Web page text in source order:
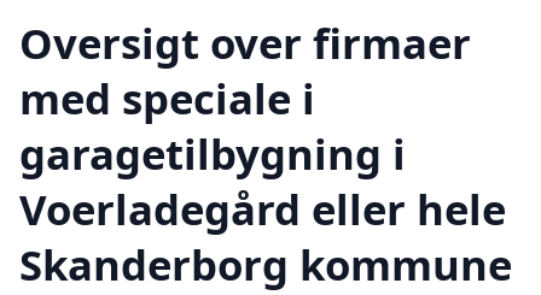
Oversigt over firmaer
med speciale i
garagetilbygning i
Voerladegård eller hele
Skanderborg kommune